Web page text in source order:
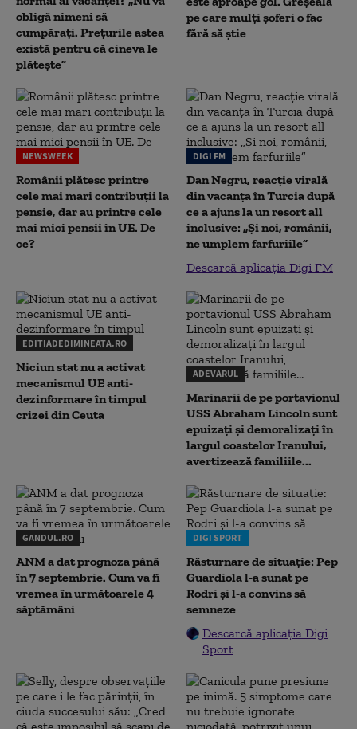
obligă nimeni să
cumpărați. Prețurile astea
există pentru că cineva le
plătește”
pe care mulți șoferi o fac
fără să știe
NEWSWEEK
Românii plătesc printre
cele mai mari contribuții la
pensie, dar au printre cele
mai mici pensii în UE. De
ce?
DIGI FM
Dan Negru, reacție virală
din vacanța în Turcia după
ce a ajuns la un resort all
inclusive: „Și noi, românii,
ne umplem farfuriile”
Descarcă aplicația Digi FM
EDITIADEDIMINEATA.RO
Niciun stat nu a activat
mecanismul UE anti-
dezinformare în timpul
crizei din Ceuta
ADEVARUL
Marinarii de pe portavionul
USS Abraham Lincoln sunt
epuizați și demoralizați în
largul coastelor Iranului,
avertizează familiile...
GANDUL.RO
ANM a dat prognoza până
în 7 septembrie. Cum va fi
vremea în următoarele 4
săptămâni
DIGI SPORT
Răsturnare de situație: Pep
Guardiola l-a sunat pe
Rodri și l-a convins să
semneze
Descarcă aplicația Digi
Sport